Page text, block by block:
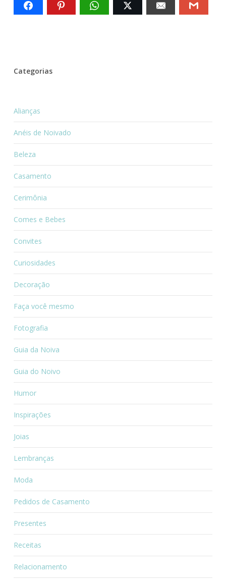
Categorias
Alianças
Anéis de Noivado
Beleza
Casamento
Cerimônia
Comes e Bebes
Convites
Curiosidades
Decoração
Faça você mesmo
Fotografia
Guia da Noiva
Guia do Noivo
Humor
Inspirações
Joias
Lembranças
Moda
Pedidos de Casamento
Presentes
Receitas
Relacionamento